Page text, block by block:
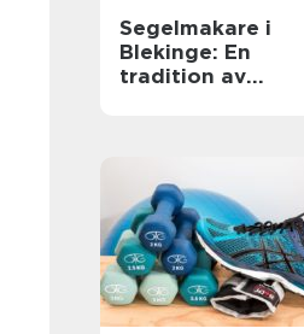
Segelmakare i
Blekinge: En
tradition av